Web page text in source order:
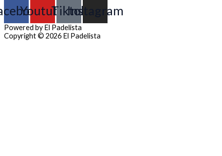
YoutubeTiktok
Instagram
Powered by El Padelista
Copyright © 2026 El Padelista